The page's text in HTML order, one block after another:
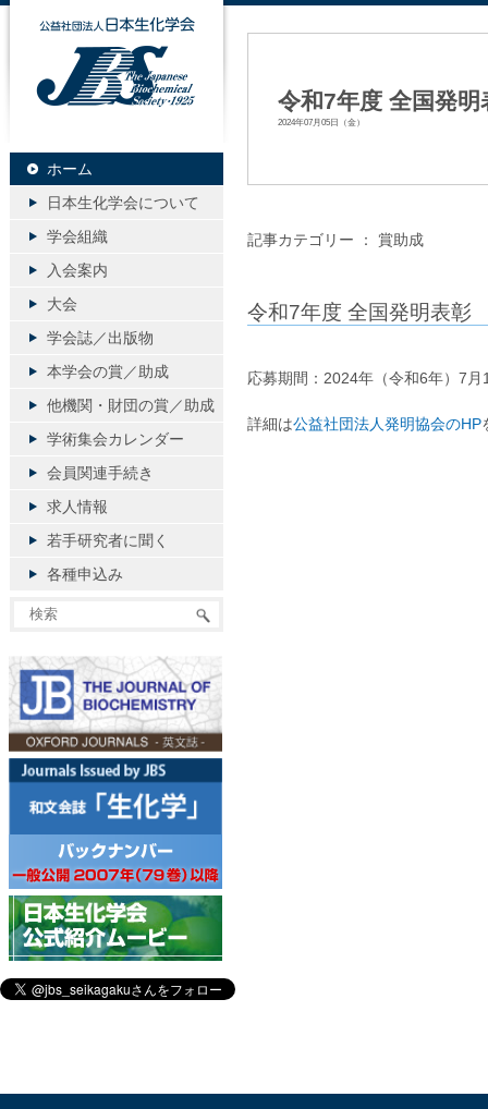
令和7年度 全国発
2024年07月05日（金）
記事カテゴリー ： 賞助成
令和7年度 全国発明表彰
応募期間：2024年（令和6年）7
詳細は公益社団法人発明協会のHP
公益社団法人日本生化学会
ホーム
日本生化学会について
学会組織
入会案内
大会
学会誌／出版物
本学会の賞／助成
他機関・財団の賞／助成
学術集会カレンダー
会員関連手続き
求人情報
若手研究者に聞く
各種申込み